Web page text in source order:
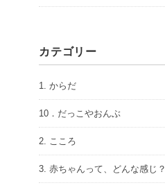
カテゴリー
1. からだ
10．だっこやおんぶ
2. こころ
3. 赤ちゃんって、どんな感じ？